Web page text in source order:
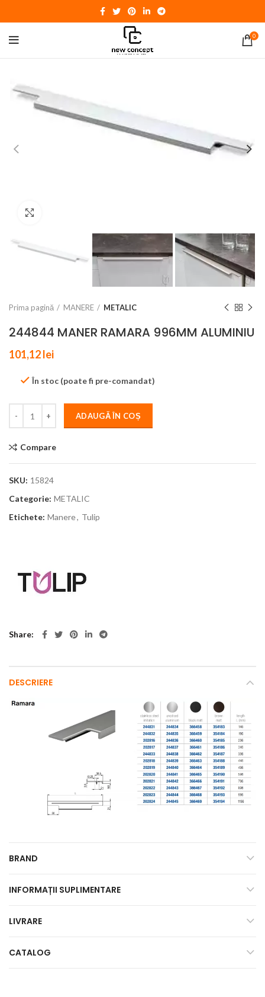
0
Prima pagină MANERE METALIC
244844 MANER RAMARA 996MM ALUMINIU
101,12lei
În stoc (poate fi pre-comandat)
ADAUGĂ ÎN COȘ
Compare
SKU: 15824
Categorie: METALIC
Etichete: Manere, Tulip
Share
DESCRIERE
BRAND
INFORMAȚII SUPLIMENTARE
LIVRARE
CATALOG